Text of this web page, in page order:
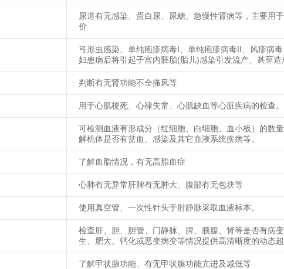
尿道有无感染、蛋白尿、尿糖、急慢性肾病等，主要用
价
弓形虫感染、单纯疱疹病毒I、单纯疱疹病毒II、风疹病
妇患病后将引起子宫内胚胎(胎儿)感染引发流产、甚至
判断有无肾功能不全痛风等
用于心肌梗死、心律失常、心肌缺血等心脏疾病的检查。
可检测血液有形成分（红细胞、白细胞、血小板）的数
解机体是否有贫血、感染及其它血液系统疾病等。
了解血脂情况，有无高脂血症
心肺有无异常肝脾有无肿大、腹部有无包块等
使用真空管、一次性针头于肘静脉采取血液标本。
检查肝、胆、胆管、门静脉、脾、胰腺、肾等是否有病
生、肥大、钙化或恶变病变等情况提供高清晰度的动态超
了解甲状腺功能、有无甲状腺功能亢进及减低等